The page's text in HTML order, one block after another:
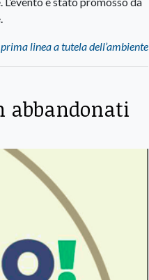
linea a tutela dell’ambiente
abbandonati